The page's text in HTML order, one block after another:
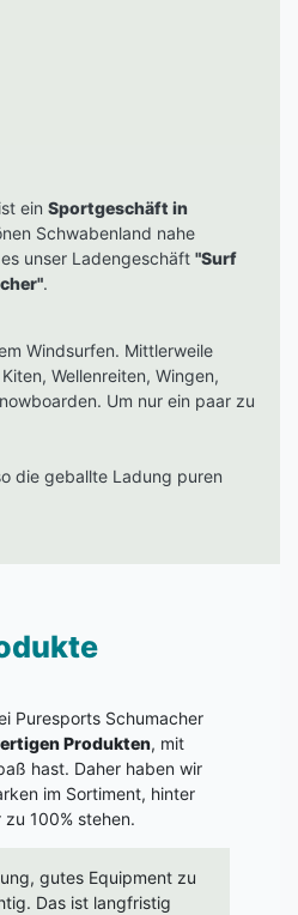
ein Sportgeschäft in
Schwabenland nahe
unser Ladengeschäft "Surf
.
Windsurfen. Mittlerweile
Wellenreiten, Wingen,
Um nur ein paar zu
die geballte Ladung puren
Puresports Schumacher
Produkten, mit
hast. Daher haben wir
im Sortiment, hinter
100% stehen.
gutes Equipment zu
Das ist langfristig